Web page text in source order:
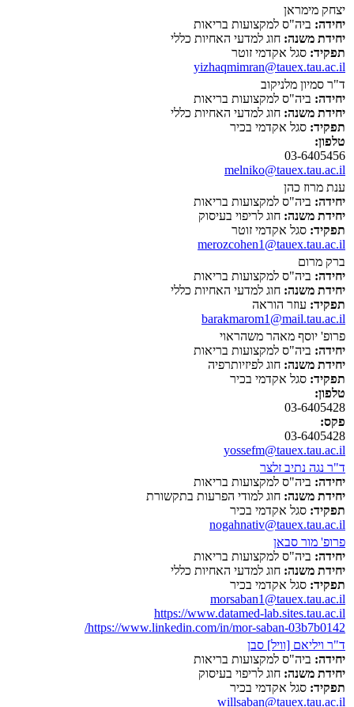
יצחק מימראן
יחידה: ביה"ס למקצועות בריאות
יחידת משנה: חוג למדעי האחיות כללי
תפקיד: סגל אקדמי זוטר
yizhaqmimran@tauex.tau.ac.il
ד"ר סמיון מלניקוב
יחידה: ביה"ס למקצועות בריאות
יחידת משנה: חוג למדעי האחיות כללי
תפקיד: סגל אקדמי בכיר
טלפון:
03-6405456
melniko@tauex.tau.ac.il
ענת מרוז כהן
יחידה: ביה"ס למקצועות בריאות
יחידת משנה: חוג לריפוי בעיסוק
תפקיד: סגל אקדמי זוטר
merozcohen1@tauex.tau.ac.il
ברק מרום
יחידה: ביה"ס למקצועות בריאות
יחידת משנה: חוג למדעי האחיות כללי
תפקיד: עוזר הוראה
barakmarom1@mail.tau.ac.il
פרופ' יוסף מאהר משהראוי
יחידה: ביה"ס למקצועות בריאות
יחידת משנה: חוג לפיזיותרפיה
תפקיד: סגל אקדמי בכיר
טלפון:
03-6405428
פקס:
03-6405428
yossefm@tauex.tau.ac.il
ד"ר נגה נתיב זלצר
יחידה: ביה"ס למקצועות בריאות
יחידת משנה: חוג למודי הפרעות בתקשורת
תפקיד: סגל אקדמי בכיר
nogahnativ@tauex.tau.ac.il
פרופ' מור סבאן
יחידה: ביה"ס למקצועות בריאות
יחידת משנה: חוג למדעי האחיות כללי
תפקיד: סגל אקדמי בכיר
morsaban1@tauex.tau.ac.il
https://www.datamed-lab.sites.tau.ac.il
https://www.linkedin.com/in/mor-saban-03b7b0142/
ד"ר ויליאם [וויל] סבן
יחידה: ביה"ס למקצועות בריאות
יחידת משנה: חוג לריפוי בעיסוק
תפקיד: סגל אקדמי בכיר
willsaban@tauex.tau.ac.il